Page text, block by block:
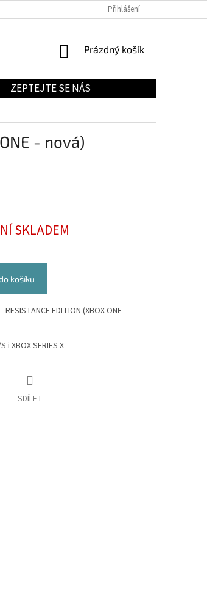
Přihlášení
NÁKUPNÍ
Prázdný košík
ZEPTEJTE SE NÁS
- nová)
SKLADEM
košíku
RESISTANCE EDITION (XBOX ONE -
i XBOX SERIES X
SDÍLET